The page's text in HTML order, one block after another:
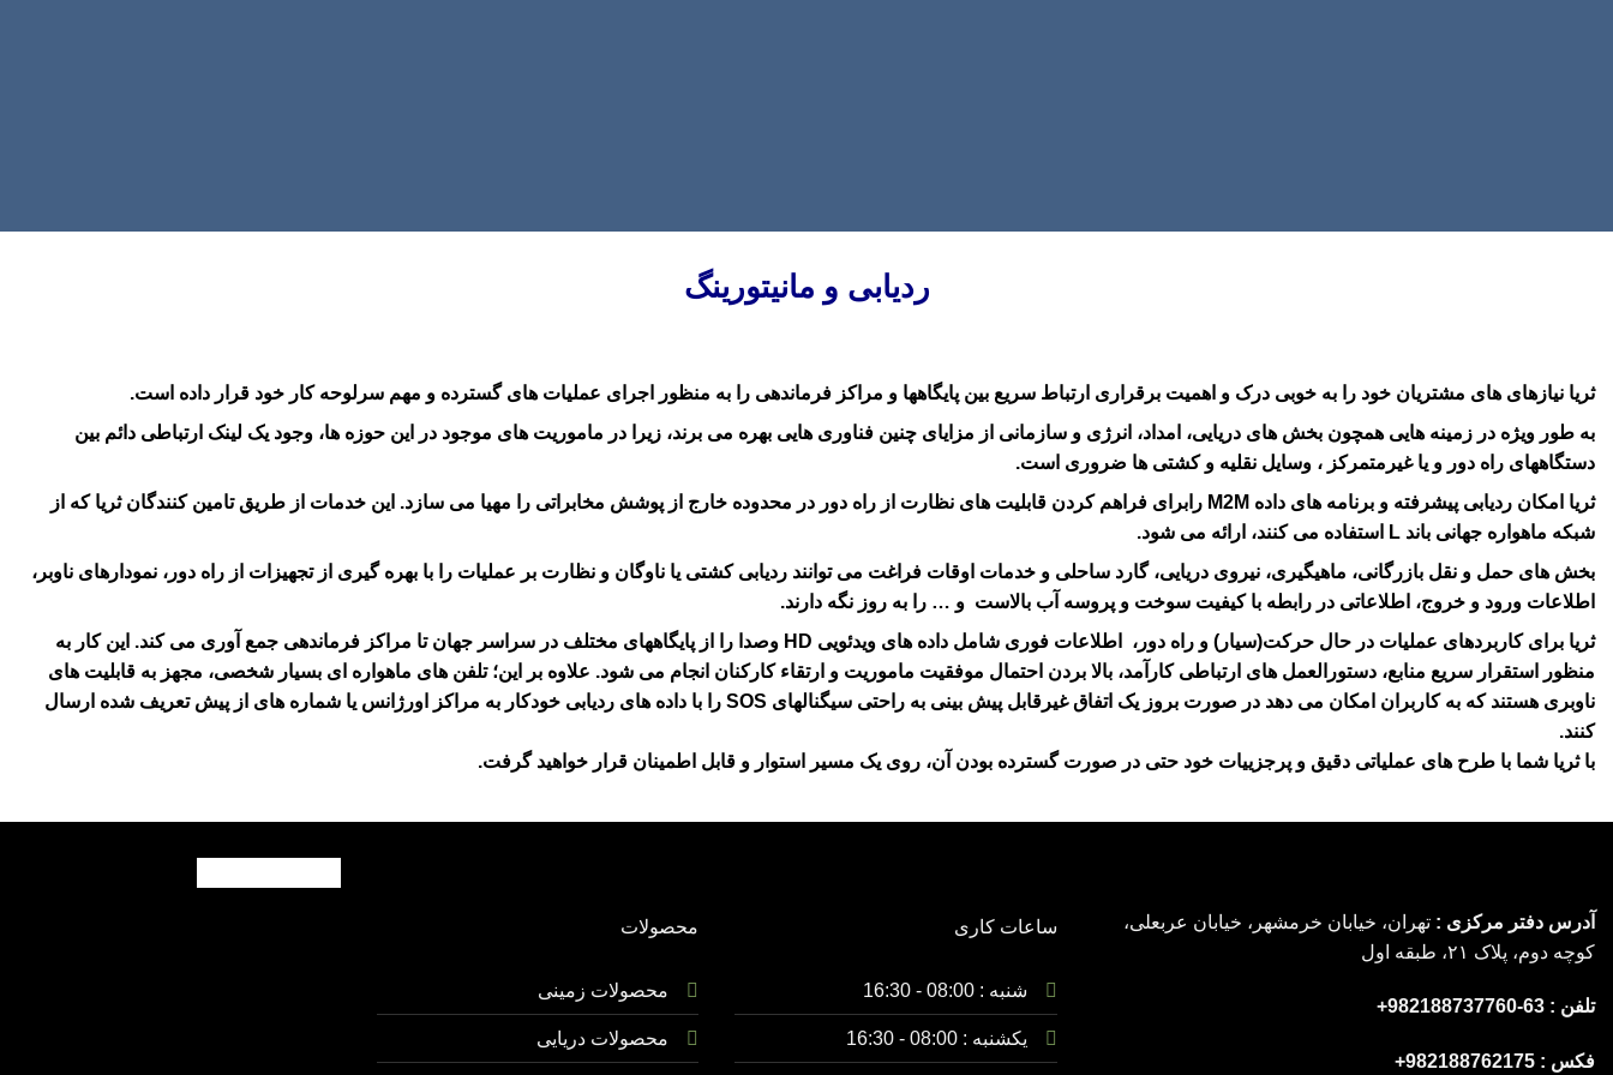
ردیابی و مانیتورینگ
ثریا نیازهای های مشتریان خود را به خوبی درک و اهمیت برقراری ارتباط سریع بین پایگاهها و مراکز فرماندهی را به منظور اجرای عملیات های گسترده و مهم سرلوحه کار خود قرار داده است.
به طور ویژه در زمینه هایی همچون بخش های دریایی، امداد، انرژی و سازمانی از مزایای چنین فناوری هایی بهره می برند، زیرا در ماموریت های موجود در این حوزه ها، وجود یک لینک ارتباطی دائم بین
دستگاههای راه دور و یا غیرمتمرکز ، وسایل نقلیه و کشتی ها ضروری است.
ثریا امکان ردیابی پیشرفته و برنامه های داده M2M رابرای فراهم کردن قابلیت های نظارت از راه دور در محدوده خارج از پوشش مخابراتی را مهیا می سازد. این خدمات از طریق تامین کنندگان ثریا که از
شبکه ماهواره جهانی باند L استفاده می کنند، ارائه می شود.
بخش های حمل و نقل بازرگانی، ماهیگیری، نیروی دریایی، گارد ساحلی و خدمات اوقات فراغت می توانند ردیابی کشتی یا ناوگان و نظارت بر عملیات را با بهره گیری از تجهیزات از راه دور، نمودارهای ناوبر،
اطلاعات ورود و خروج، اطلاعاتی در رابطه با کیفیت سوخت و پروسه آب بالاست و … را به روز نگه دارند.
ثریا برای کاربردهای عملیات در حال حرکت(سیار) و راه دور، اطلاعات فوری شامل داده های ویدئویی HD وصدا را از پایگاههای مختلف در سراسر جهان تا مراکز فرماندهی جمع آوری می کند. این کار به
منظور استقرار سریع منابع، دستورالعمل های ارتباطی کارآمد، بالا بردن احتمال موفقیت ماموریت و ارتقاء کارکنان انجام می شود. علاوه بر این؛ تلفن های ماهواره ای بسیار شخصی، مجهز به قابلیت های
ناوبری هستند که به کاربران امکان می دهد در صورت بروز یک اتفاق غیرقابل پیش بینی به راحتی سیگنالهای SOS را با داده های ردیابی خودکار به مراکز اورژانس یا شماره های از پیش تعریف شده ارسال
کنند.
با ثریا شما با طرح های عملیاتی دقیق و پرجزییات خود حتی در صورت گسترده بودن آن، روی یک مسیر استوار و قابل اطمینان قرار خواهید گرفت.
آدرس دفتر مرکزی : تهران، خیابان خرمشهر، خیابان عربعلی،
کوچه دوم، پلاک ۲۱، طبقه اول
تلفن : 63-982188737760+
فکس : 982188762175+
ساعات کاری
شنبه : 08:00 - 16:30
یکشنبه : 08:00 - 16:30
محصولات
محصولات زمینی
محصولات دریایی